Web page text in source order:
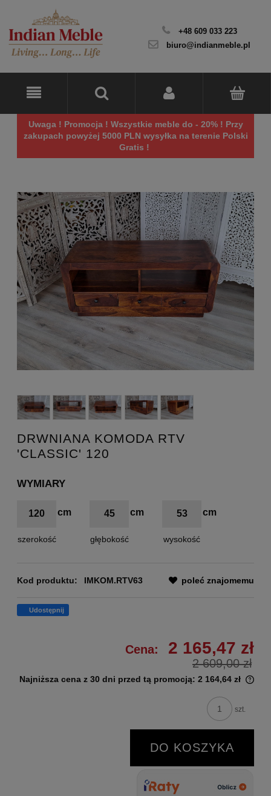
+48 609 033 223
biuro@indianmeble.pl
Uwaga ! Promocja ! Wszystkie meble do - 20% ! Przy
zakupach powyżej 5000 PLN wysyłka na terenie Polski
Gratis !
DRWNIANA KOMODA RTV
'CLASSIC' 120
WYMIARY
120
szerokość
45
głębokość
53
wysokość
Kod produktu: IMKOM.RTV63 poleć znajomemu
Udostępnij
Cena: 2 165,47 zł
2 609,00 zł
Najniższa cena z 30 dni przed tą promocją: 2 164,64 zł
szt.
DO KOSZYKA